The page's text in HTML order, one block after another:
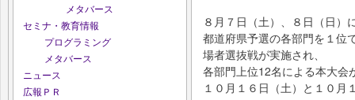
メタバース
セミナ・教育情報
プログラミング
メタバース
ニュース
広報ＰＲ
８月７日（土）、８日（日）
都道府県予選の各部門を１位
場者選抜戦が実施され、
各部門上位12名による本大会
１０月１６日（土）と１０月